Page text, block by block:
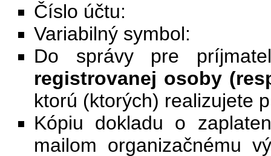
Číslo účtu:
Variabilný symbol:
Do správy pre
registrovanej osoby
ktorú (ktorých) realizujete
Kópiu dokladu o
mailom organizačnému